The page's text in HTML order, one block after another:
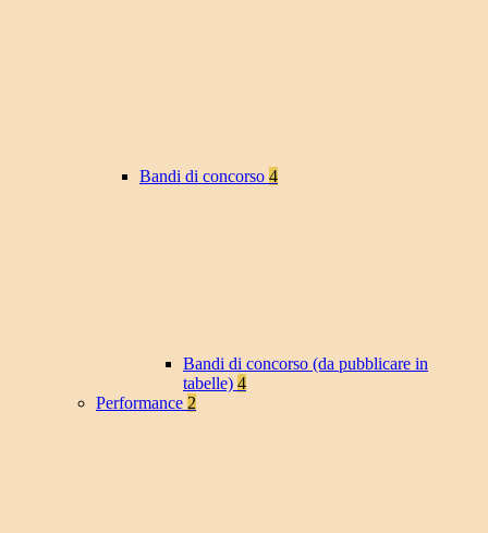
Bandi di concorso 4
Bandi di concorso (da pubblicare in
tabelle) 4
Performance 2